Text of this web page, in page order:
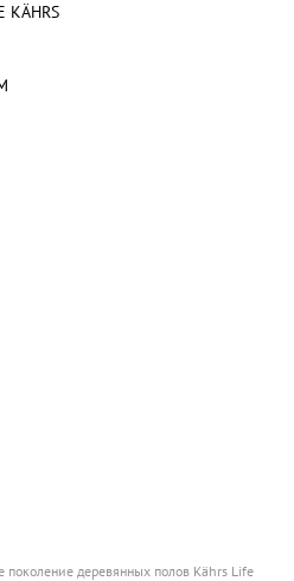
поколение деревянных полов Kährs Life